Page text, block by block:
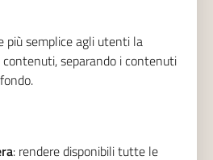
più semplice agli utenti la
contenuti, separando i contenuti
: rendere disponibili tutte le